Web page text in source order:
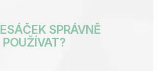
SPRÁVNĚ
POUŽÍVAT?